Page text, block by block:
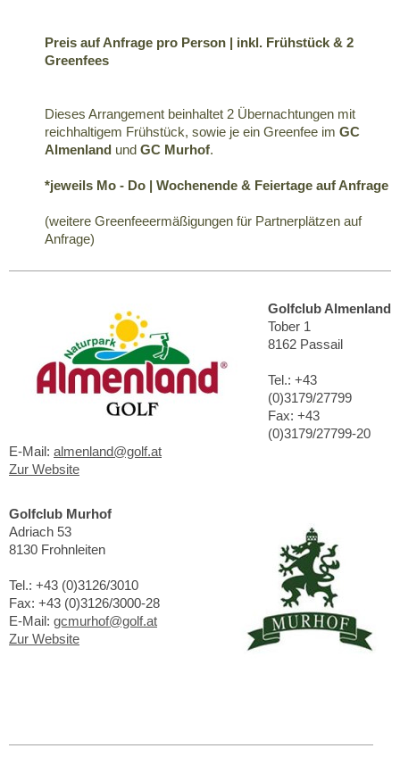
Preis auf Anfrage pro Person | inkl. Frühstück & 2
Greenfees
Dieses Arrangement beinhaltet 2 Übernachtungen mit
reichhaltigem Frühstück, sowie je ein Greenfee im GC
Almenland und GC Murhof.
*jeweils Mo - Do | Wochenende & Feiertage auf Anfrage
(weitere Greenfeeermäßigungen für Partnerplätzen auf
Anfrage)
Golfclub Almenland
Tober 1
8162 Passail
Tel.: +43
(0)3179/27799
Fax: +43
(0)3179/27799-20
E-Mail: almenland@golf.at
Zur Website
Golfclub Murhof
Adriach 53
8130 Frohnleiten
Tel.: +43 (0)3126/3010
Fax: +43 (0)3126/3000-28
E-Mail: gcmurhof@golf.at
Zur Website